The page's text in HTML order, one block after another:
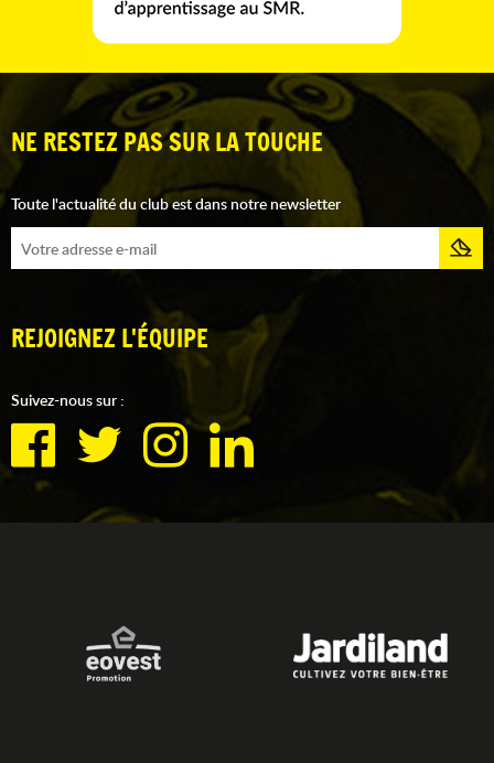
NE RESTEZ PAS SUR LA TOUCHE
Toute l'actualité du club est dans notre newsletter
REJOIGNEZ L'ÉQUIPE
Suivez-nous sur :